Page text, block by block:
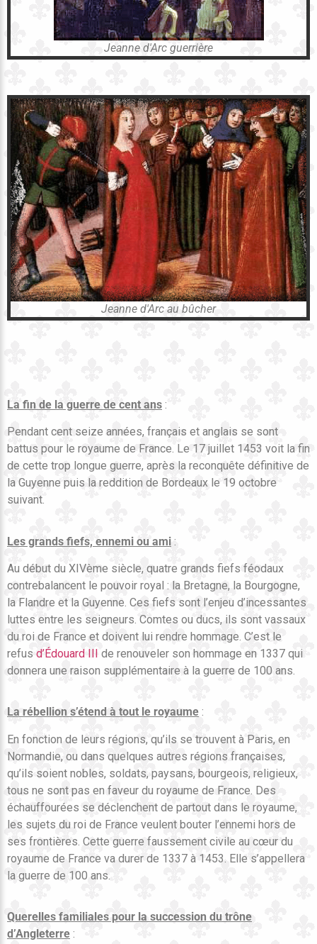
Jeanne d'Arc guerrière
Jeanne d'Arc au bûcher
La fin de la guerre de cent ans :
Pendant cent seize années, français et anglais se sont
battus pour le royaume de France. Le 17 juillet 1453 voit la fin
de cette trop longue guerre, après la reconquête définitive de
la Guyenne puis la reddition de Bordeaux le 19 octobre
suivant.
Les grands fiefs, ennemi ou ami :
Au début du XIVème siècle, quatre grands fiefs féodaux
contrebalancent le pouvoir royal : la Bretagne, la Bourgogne,
la Flandre et la Guyenne. Ces fiefs sont l’enjeu d’incessantes
luttes entre les seigneurs. Comtes ou ducs, ils sont vassaux
du roi de France et doivent lui rendre hommage. C’est le
refus d’Édouard III de renouveler son hommage en 1337 qui
donnera une raison supplémentaire à la guerre de 100 ans.
La rébellion s’étend à tout le royaume :
En fonction de leurs régions, qu’ils se trouvent à Paris, en
Normandie, ou dans quelques autres régions françaises,
qu’ils soient nobles, soldats, paysans, bourgeois, religieux,
tous ne sont pas en faveur du royaume de France. Des
échauffourées se déclenchent de partout dans le royaume,
les sujets du roi de France veulent bouter l’ennemi hors de
ses frontières. Cette guerre faussement civile au cœur du
royaume de France va durer de 1337 à 1453. Elle s’appellera
la guerre de 100 ans.
Querelles familiales pour la succession du trône
d’Angleterre :